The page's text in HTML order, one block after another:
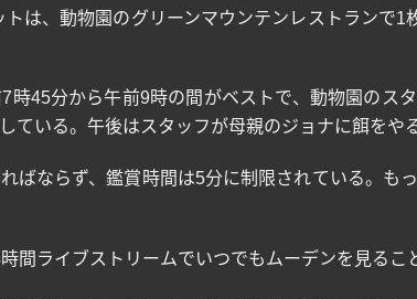
は、動物園のグリーンマウンテンレストランで1
7 時45分から午前9時の間がベストで、動物園のス
ている。午後はスタッフが母親のジョナに餌をやる
ばならず、鑑賞時間は5分に制限されている。も
時間ライブストリームでいつでもムーデンを見るこ